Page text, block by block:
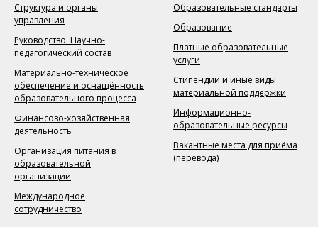
Структура и органы
управления
Руководство. Научно-
педагогический состав
Материально-техническое
обеспечение и оснащённость
образовательного процесса
Финансово-хозяйственная
деятельность
Организация питания в
образовательной
организации
Международное
сотрудничество
Образовательные стандарты
Образование
Платные образовательные
услуги
Стипендии и иные виды
материальной поддержки
Информационно-
образовательные ресурсы
Вакантные места для приёма
(перевода)